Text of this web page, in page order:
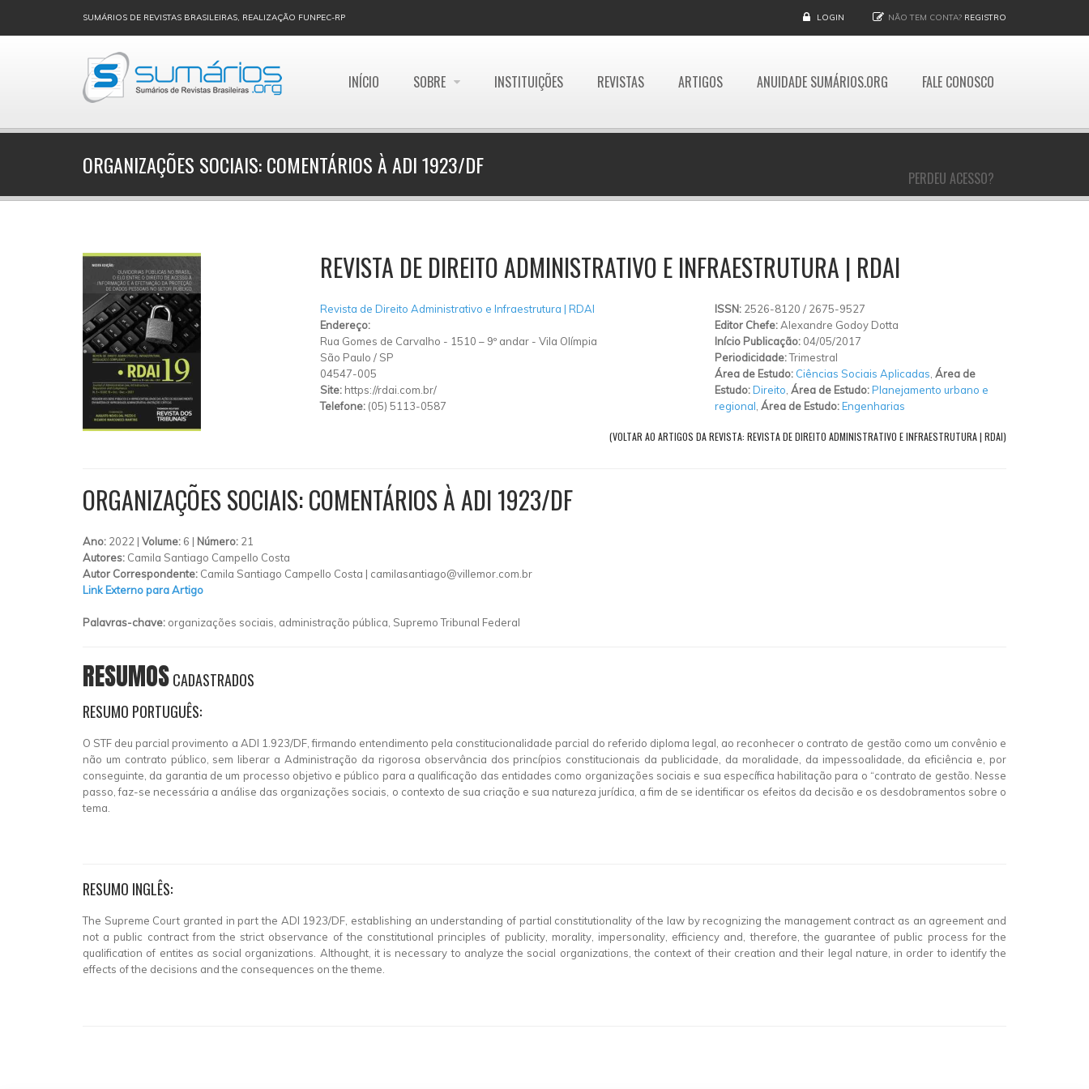
SUMÁRIOS DE REVISTAS BRASILEIRAS, REALIZAÇÃO FUNPEC-RP LOGIN NÃO TEM CONTA? REGISTRO
INÍCIO SOBRE INSTITUIÇÕES REVISTAS ARTIGOS ANUIDADE SUMÁRIOS.ORG FALE CONOSCO
PERDEU ACESSO?
ORGANIZAÇÕES SOCIAIS: COMENTÁRIOS À ADI 1923/DF
REVISTA DE DIREITO ADMINISTRATIVO E INFRAESTRUTURA | RDAI
Revista de Direito Administrativo e Infraestrutura | RDAI
Endereço:
Rua Gomes de Carvalho - 1510 – 9º andar- Vila Olímpia
São Paulo / SP
04547-005
Site: https://rdai.com.br/
Telefone: (05) 5113-0587
ISSN: 2526-8120 / 2675-9527
Editor Chefe:Alexandre Godoy Dotta
Início Publicação: 04/05/2017
Periodicidade:Trimestral
Área de Estudo: Ciências Sociais Aplicadas Área de
Estudo:Direito Área de Estudo:Planejamento urbano e
regional Área de Estudo:Engenharias
(VOLTAR AO ARTIGOS DA REVISTA: REVISTA DE DIREITO ADMINISTRATIVO E INFRAESTRUTURA | RDAI)
ORGANIZAÇÕES SOCIAIS: COMENTÁRIOS À ADI 1923/DF
Ano: 2022 | Volume: 6 | Número: 21
Autores: Camila Santiago Campello Costa
Autor Correspondente: Camila Santiago Campello Costa | camilasantiago@villemor.com.br
Link Externo para Artigo
Palavras-chave: organizações sociais, administração pública, Supremo Tribunal Federal
RESUMOSCADASTRADOS
RESUMO PORTUGUÊS:
O STF deu parcial provimento a ADI 1.923/DF, firmando entendimento pela constitucionalidade parcial do referido diploma legal, ao reconhecer o contrato de gestão como um convênio e
não um contrato público, sem liberar a Administração da rigorosa observância dos princípios constitucionais da publicidade, da moralidade, da impessoalidade, da eficiência e, por
conseguinte, da garantia de um processo objetivo e público para a qualificação das entidades como organizações sociais e sua específica habilitação para o “contrato de gestão. Nesse
passo, faz-se necessária a análise das organizações sociais, o contexto de sua criação e sua natureza jurídica, a fim de se identificar os efeitos da decisão e os desdobramentos sobre o
tema.
RESUMO INGLÊS:
The Supreme Court granted in part the ADI 1923/DF, establishing an understanding of partial constitutionality of the law by recognizing the management contract as an agreement and
not a public contract from the strict observance of the constitutional principles of publicity, morality, impersonality, efficiency and, therefore, the guarantee of public process for the
qualification of entites as social organizations. Althought, it is necessary to analyze the social organizations, the context of their creation and their legal nature, in order to identify the
effects of the decisions and the consequences on the theme.